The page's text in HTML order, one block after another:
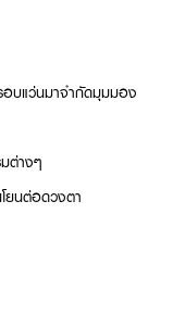
อบแว่นมาจำกัดมุมมอง
ต่างๆ
ยนต่อดวงตา